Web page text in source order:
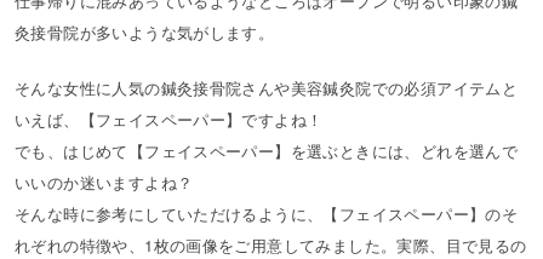
灸接骨院が多いような気がします。
そんな女性に人気の鍼灸接骨院さんや美容鍼灸院での必須アイテムと
いえば、【フェイスペーパー】ですよね！
でも、はじめて【フェイスペーパー】を選ぶときには、どれを選んで
いいのか迷いますよね？
そんな時に参考にしていただけるように、【フェイスペーパー】のそ
れぞれの特徴や、1枚の画像をご用意してみました。実際、目で見るの